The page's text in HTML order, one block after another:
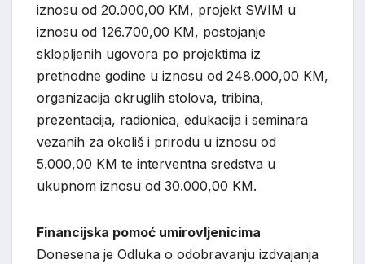
iznosu od 20.000,00 KM, projekt SWIM u
iznosu od 126.700,00 KM, postojanje
sklopljenih ugovora po projektima iz
prethodne godine u iznosu od 248.000,00 KM,
organizacija okruglih stolova, tribina,
prezentacija, radionica, edukacija i seminara
vezanih za okoliš i prirodu u iznosu od
5.000,00 KM te interventna sredstva u
ukupnom iznosu od 30.000,00 KM.
Financijska pomoć umirovljenicima
Donesena je Odluka o odobravanju izdvajanja